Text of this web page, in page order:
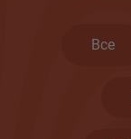
Все